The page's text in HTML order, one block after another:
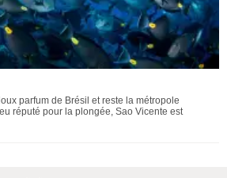
parfum de Brésil et reste la métropole
réputé pour la plongée, Sao Vicente est